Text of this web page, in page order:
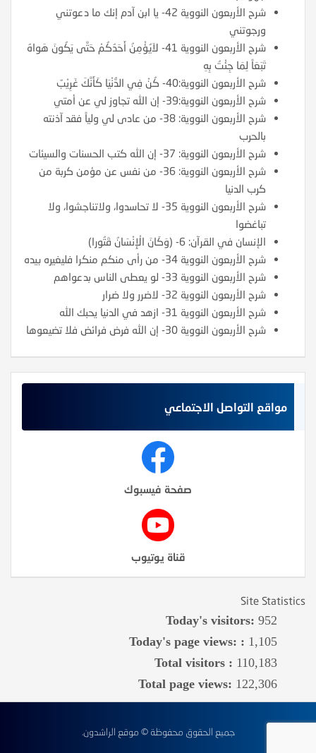
شرح الأربعون النووية 42- يا ابن آدم إنك ما دعوتني
ورجوتني
شرح الأربعون النووية 41- لاَيُؤْمِنُ أَحَدُكُمْ حَتَّى يَكُونَ هَواهُ
تَبَعَاً لِمَا جِئْتُ بِهِ
شرح الأربعون النووية:40- كُنْ فِي الدُّنْيَا كَأَنَّكَ غَرِيْبٌ
شرح الأربعون النووية:39- إن الله تجاوز لي عن أمتي
شرح الأربعون النووية: 38- من عادى لي ولياً فقد آذنته
بالحرب
شرح الأربعون النووية: 37- إن الله كتب الحسنات والسيئات
شرح الأربعون النووية: 36- من نفس عن مؤمن كربة من
كرب الدنيا
شرح الأربعون النووية 35- لا تحاسدوا، ولاتناجشوا، ولا
تباغضوا
الإنسان في القرآن: 6- (وَكَانَ الْإِنْسَانُ قَتُورا)
شرح الأربعون النووية 34- من رأى منكم منكرا فليغيره بيده
شرح الأربعون النووية 33- لو يعطى الناس بدعواهم
شرح الأربعون النووية 32- لاضرر ولا ضرار
شرح الأربعون النووية 31- ازهد في الدنيا يحبك الله
شرح الأربعون النووية 30- إن الله فرض فرائض فلا تضيعوها
مواقع التواصل الاجتماعي
صفحة فيسبوك
قناة يوتيوب
Site Statistics
Today's visitors: 952
Today's page views: : 1,105
Total visitors : 110,183
Total page views: 122,306
جميع الحقوق محفوظة © موقع الراشدون.